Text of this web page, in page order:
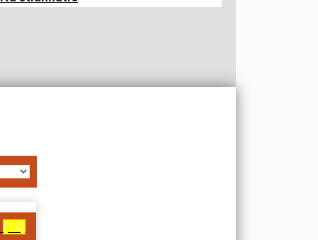
(14)